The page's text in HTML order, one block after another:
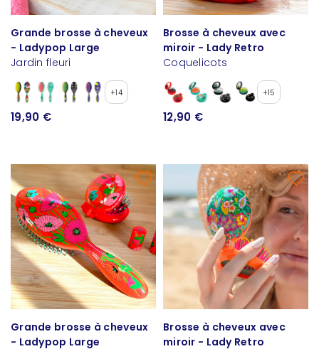
Grande brosse à cheveux
- Ladypop Large
Jardin fleuri
+14
19,90 €
Brosse à cheveux avec
miroir - Lady Retro
Coquelicots
+15
12,90 €
Grande brosse à cheveux
- Ladypop Large
Brosse à cheveux avec
miroir - Lady Retro